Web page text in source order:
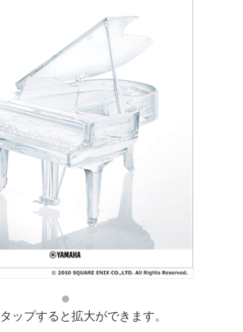
ップすると拡大ができます。